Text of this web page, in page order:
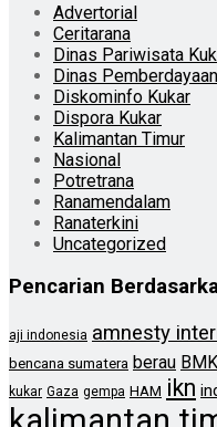
Advertorial
Ceritarana
Dinas Pariwisata
Dinas
Diskominfo Kukar
Dispora Kukar
Kalimantan Timur
Nasional
Potretrana
Ranamendalam
Ranaterkini
Uncategorized
Pencarian
aji indonesia amnesty
bencana sumatera berau
kukar Gaza gempa HAM ikn